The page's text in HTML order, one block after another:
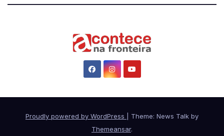
Proudly powered by WordPress
Theme: News Talk by
Themeansar.